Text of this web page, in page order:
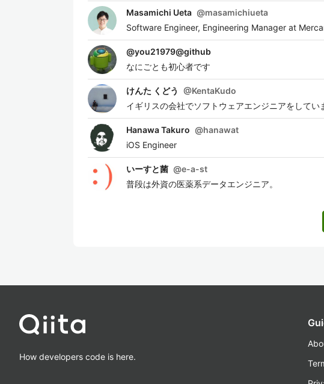
Masamichi Ueta @masamichiueta
Software Engineer, Engineering Manager at
@you21979@github
なにごとも初心者です
けんた くどう @KentaKudo
イギリスの会社でソフトウェアエンジニアをしてい
Hanawa Takuro @hanawat
iOS Engineer
いーすと菌 @e-a-st
普段は外資の医薬系データエンジニア。
How developers code is here.